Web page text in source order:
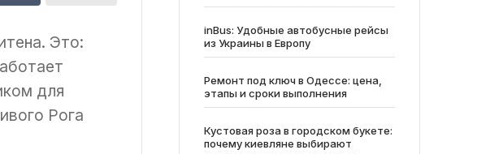
Это:
для
Рога
inBus: Удобные автобусные рейсы
из Украины в Европу
Ремонт под ключ в Одессе: цена,
этапы и сроки выполнения
Кустовая роза в городском букете:
почему киевляне выбирают